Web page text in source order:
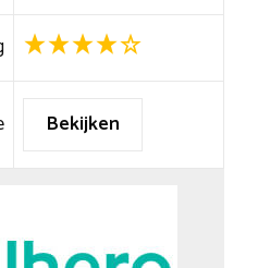
Bekijken